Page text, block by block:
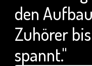
den
Zuhörer
spannt."